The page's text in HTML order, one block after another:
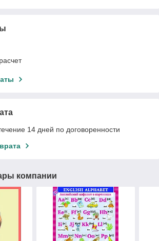
14 дней по договоренности
компании